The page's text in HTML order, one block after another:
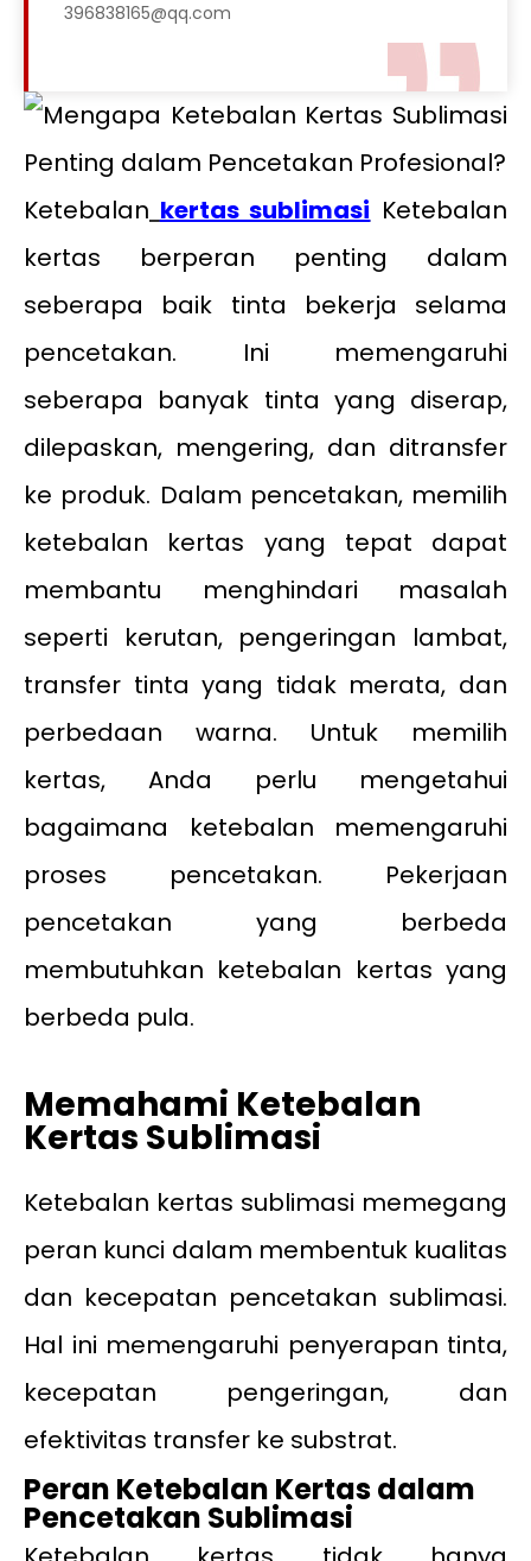
396838165@qq.com
Ketebalan kertas sublimasi Ketebalan
kertas berperan penting dalam
seberapa baik tinta bekerja selama
pencetakan. Ini memengaruhi
seberapa banyak tinta yang diserap,
dilepaskan, mengering, dan ditransfer
ke produk. Dalam pencetakan, memilih
ketebalan kertas yang tepat dapat
membantu menghindari masalah
seperti kerutan, pengeringan lambat,
transfer tinta yang tidak merata, dan
perbedaan warna. Untuk memilih
kertas, Anda perlu mengetahui
bagaimana ketebalan memengaruhi
proses pencetakan. Pekerjaan
pencetakan yang berbeda
membutuhkan ketebalan kertas yang
berbeda pula.
Memahami Ketebalan
Kertas Sublimasi
Ketebalan kertas sublimasi memegang
peran kunci dalam membentuk kualitas
dan kecepatan pencetakan sublimasi.
Hal ini memengaruhi penyerapan tinta,
kecepatan pengeringan, dan
efektivitas transfer ke substrat.
Peran Ketebalan Kertas dalam
Pencetakan Sublimasi